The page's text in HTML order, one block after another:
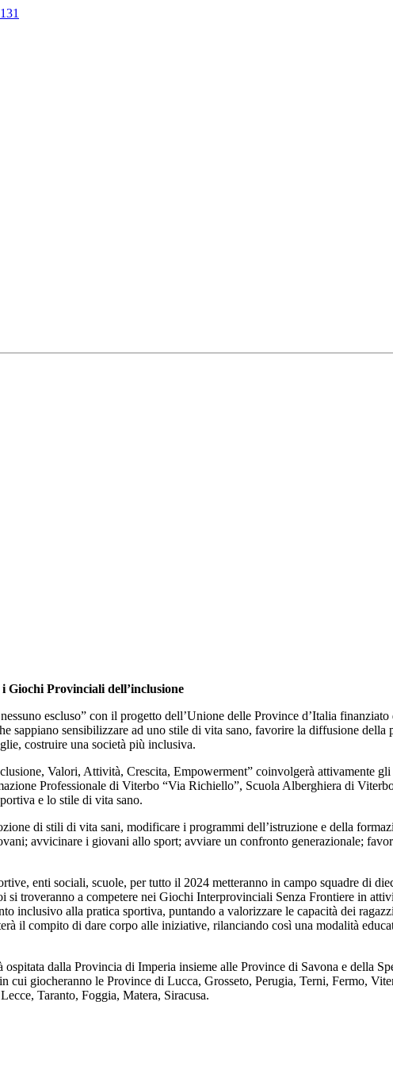
Provinciali dell’inclusione
escluso” con il progetto dell’Unione delle Province d’Italia
sappiano sensibilizzare ad uno stile di vita sano, favorire la diffusione della
costruire una società più inclusiva.
Valori, Attività, Crescita, Empowerment” coinvolgerà attivamente gli
Professionale di Viterbo “Via Richiello”, Scuola Alberghiera di
e lo stile di vita sano.
di stili di vita sani, modificare i programmi dell’istruzione e della
avvicinare i giovani allo sport; avviare un confronto generazionale;
enti sociali, scuole, per tutto il 2024 metteranno in campo squadre di
si troveranno a competere nei Giochi Interprovinciali Senza Frontiere in
inclusivo alla pratica sportiva, puntando a valorizzare le capacità dei
il compito di dare corpo alle iniziative, rilanciando così una modalità
dalla Provincia di Imperia insieme alle Province di Savona e della
giocheranno le Province di Lucca, Grosseto, Perugia, Terni, Fermo,
Taranto, Foggia, Matera, Siracusa.